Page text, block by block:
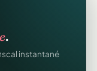
.
instantané